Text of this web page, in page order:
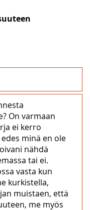
On varmaan
ei kerro
minä en ole
nähdä
tai ei.
vasta kun
kurkistella,
muistaen, että
me myös